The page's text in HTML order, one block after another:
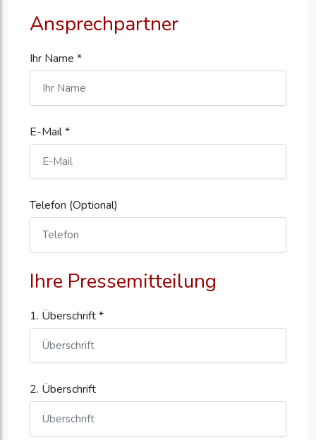
Ansprechpartner
Ihr Name *
E-Mail *
Telefon (Optional)
Ihre Pressemitteilung
1. Überschrift *
2. Überschrift